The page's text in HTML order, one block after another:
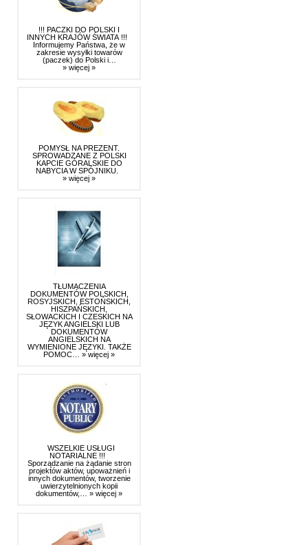
!!! PACZKI DO POLSKI I
INNYCH KRAJÓW ŚWIATA !!!
Informujemy Państwa, że w
zakresie wysyłki towarów
(paczek) do Polski i…
» więcej »
POMYSŁ NA PREZENT.
SPROWADZANE Z POLSKI
KAPCIE GÓRALSKIE DO
NABYCIA W SPÓJNIKU.
» więcej »
TŁUMACZENIA
DOKUMENTÓW POLSKICH,
ROSYJSKICH, ESTOŃSKICH,
HISZPAŃSKICH,
SŁOWACKICH I CZESKICH NA
JĘZYK ANGIELSKI LUB
DOKUMENTÓW
ANGIELSKICH NA
WYMIENIONE JĘZYKI. TAKŻE
POMOC… » więcej »
WSZELKIE USŁUGI
NOTARIALNE !!!
Sporządzanie na żądanie stron
projektów aktów, upoważnień i
innych dokumentów, tworzenie
uwierzytelnionych kopii
dokumentów,… » więcej »